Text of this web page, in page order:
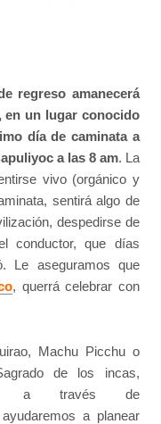
regreso amanecerá
en un lugar conocido
día de caminata a
a las 8 am. La
vivo (orgánico y
sentirá algo de
despedirse de
conductor, que días
Le aseguramos que
, querrá celebrar con
Machu Picchu o
de los incas,
a través de
a planear